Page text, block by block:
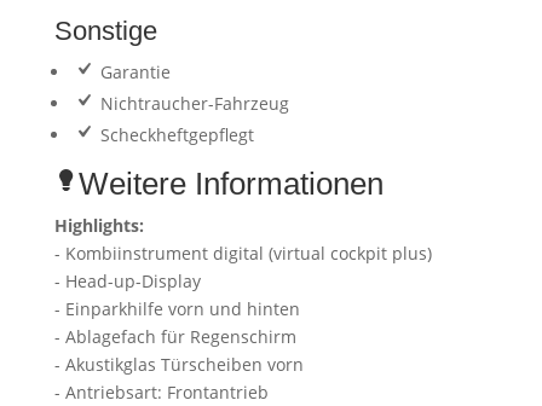
Sonstige
Garantie
Nichtraucher-Fahrzeug
Scheckheftgepflegt
Weitere Informationen
Highlights:
- Kombiinstrument digital (virtual cockpit plus)
- Head-up-Display
- Einparkhilfe vorn und hinten
- Ablagefach für Regenschirm
- Akustikglas Türscheiben vorn
- Antriebsart: Frontantrieb